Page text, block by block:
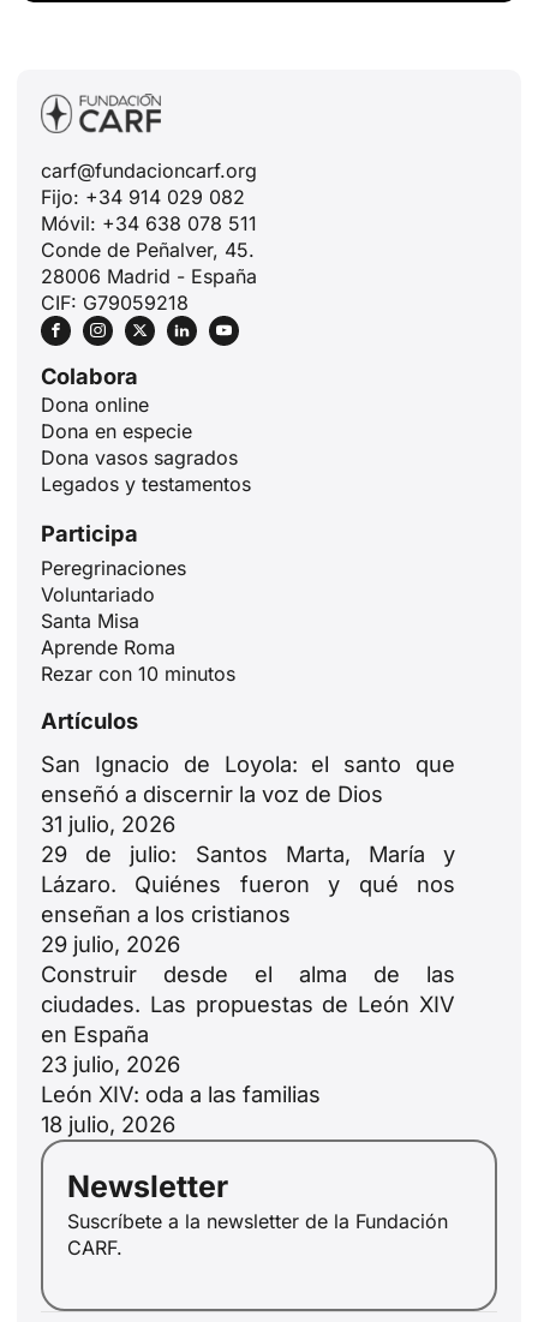
carf@fundacioncarf.org
Fijo: +34 914 029 082
Móvil: +34 638 078 511
Conde de Peñalver, 45.
28006 Madrid - España
CIF: G79059218
Colabora
Dona online
Dona en especie
Dona vasos sagrados
Legados y testamentos
Participa
Peregrinaciones
Voluntariado
Santa Misa
Aprende Roma
Rezar con 10 minutos
Artículos
San Ignacio de Loyola: el santo que
enseñó a discernir la voz de Dios
31 julio, 2026
29 de julio: Santos Marta, María y
Lázaro. Quiénes fueron y qué nos
enseñan a los cristianos
29 julio, 2026
Construir desde el alma de las
ciudades. Las propuestas de León XIV
en España
23 julio, 2026
León XIV: oda a las familias
18 julio, 2026
Newsletter
Suscríbete a la newsletter de la Fundación
CARF.
PT